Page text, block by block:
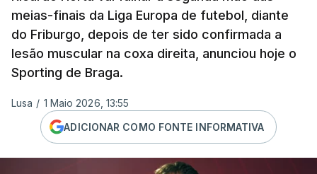
meias-finais da Liga Europa de futebol, diante
do Friburgo, depois de ter sido confirmada a
lesão muscular na coxa direita, anunciou hoje o
Sporting de Braga.
Lusa / 1 Maio 2026, 13:55
ADICIONAR COMO FONTE INFORMATIVA